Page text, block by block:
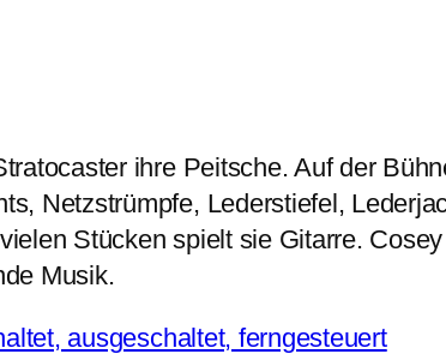
ihre Peitsche. Auf der
Netzstrümpfe, Lederstiefel,
Stücken spielt sie Gitarre.
Musik.
ausgeschaltet, ferngesteuert